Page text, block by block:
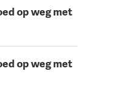
op weg met
op weg met